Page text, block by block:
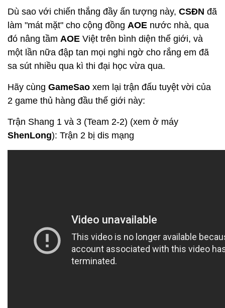
Dù sao với chiến thắng đầy ấn tượng này, CSĐN đã
làm "mát mặt" cho cộng đồng AOE nước nhà, qua
đó nâng tầm AOE Việt trên bình diện thế giới, và
một lần nữa đập tan mọi nghi ngờ cho rắng em đã
sa sút nhiều qua kì thi đại học vừa qua.
Hãy cùng GameSao xem lại trận đấu tuyệt vời của
2 game thủ hàng đầu thế giới này:
Trận Shang 1 và 3 (Team 2-2) (xem ở máy
ShenLong): Trận 2 bị dis mạng